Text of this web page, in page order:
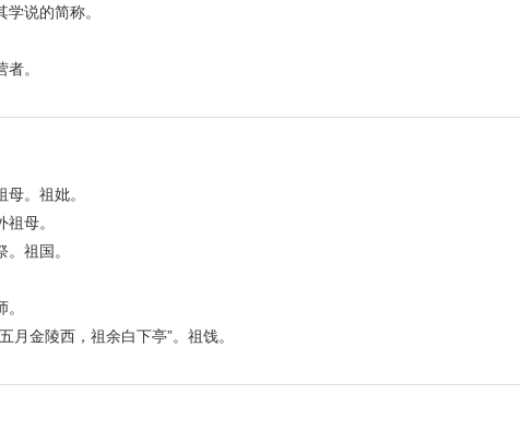
说的简称。
。
。祖妣。
母。
祖国。
月金陵西，祖余白下亭”。祖饯。